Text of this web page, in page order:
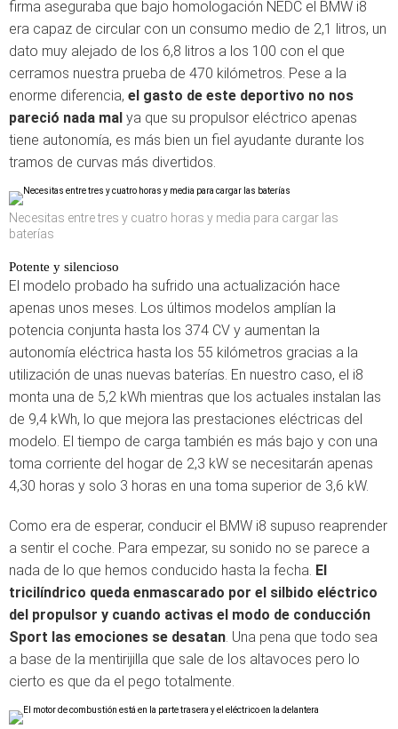
firma aseguraba que bajo homologación NEDC el BMW i8
era capaz de circular con un consumo medio de 2,1 litros, un
dato muy alejado de los 6,8 litros a los 100 con el que
cerramos nuestra prueba de 470 kilómetros. Pese a la
enorme diferencia, el gasto de este deportivo no nos
pareció nada mal ya que su propulsor eléctrico apenas
tiene autonomía, es más bien un fiel ayudante durante los
tramos de curvas más divertidos.
Necesitas entre tres y cuatro horas y media para cargar las
baterías
Potente y silencioso
El modelo probado ha sufrido una actualización hace
apenas unos meses. Los últimos modelos amplían la
potencia conjunta hasta los 374 CV y aumentan la
autonomía eléctrica hasta los 55 kilómetros gracias a la
utilización de unas nuevas baterías. En nuestro caso, el i8
monta una de 5,2 kWh mientras que los actuales instalan las
de 9,4 kWh, lo que mejora las prestaciones eléctricas del
modelo. El tiempo de carga también es más bajo y con una
toma corriente del hogar de 2,3 kW se necesitarán apenas
4,30 horas y solo 3 horas en una toma superior de 3,6 kW.
Como era de esperar, conducir el BMW i8 supuso reaprender
a sentir el coche. Para empezar, su sonido no se parece a
nada de lo que hemos conducido hasta la fecha. El
tricilíndrico queda enmascarado por el silbido eléctrico
del propulsor y cuando activas el modo de conducción
Sport las emociones se desatan. Una pena que todo sea
a base de la mentirijilla que sale de los altavoces pero lo
cierto es que da el pego totalmente.